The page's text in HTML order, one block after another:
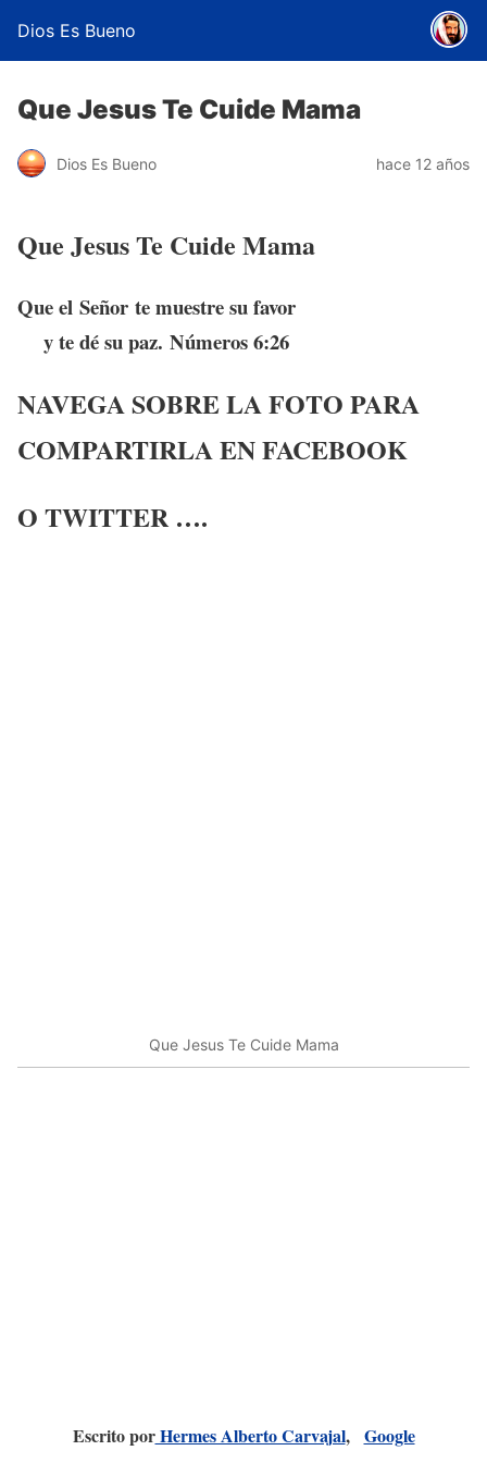
Dios Es Bueno
Que Jesus Te Cuide Mama
Dios Es Bueno hace 12 años
Que Jesus Te Cuide Mama
Que el Señor te muestre su favor
y te dé su paz. Números 6:26
NAVEGA SOBRE LA FOTO PARA
COMPARTIRLA EN FACEBOOK
O TWITTER ….
Que Jesus Te Cuide Mama
Escrito porHermes Alberto Carvajal, Google